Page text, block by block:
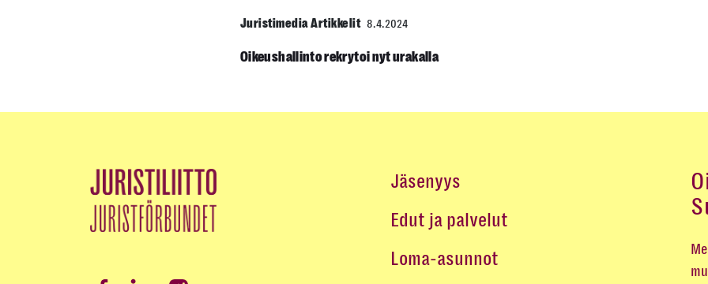
Juristimedia Artikkelit 8.4.2024
Oikeushallinto rekrytoi nyt urakalla
Jäsenyys
Edut ja palvelut
Loma-asunnot